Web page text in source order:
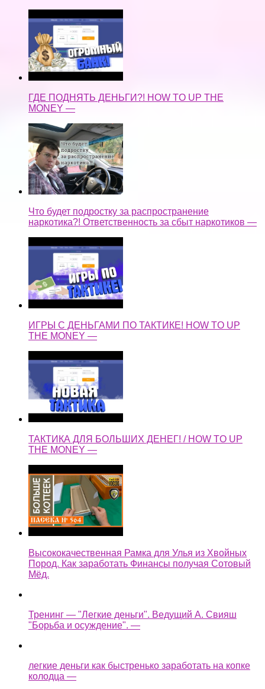
ГДЕ ПОДНЯТЬ ДЕНЬГИ?! HOW TO UP THE
MONEY —
Что будет подростку за распространение
наркотика?! Ответственность за сбыт наркотиков —
ИГРЫ С ДЕНЬГАМИ ПО ТАКТИКЕ! HOW TO UP
THE MONEY —
ТАКТИКА ДЛЯ БОЛЬШИХ ДЕНЕГ! / HOW TO UP
THE MONEY —
Высококачественная Рамка для Улья из Хвойных
Пород. Как заработать Финансы получая Сотовый
Мёд.
Тренинг — "Легкие деньги". Ведущий А. Свияш
"Борьба и осуждение". —
легкие деньги как быстренько заработать на копке
колодца —